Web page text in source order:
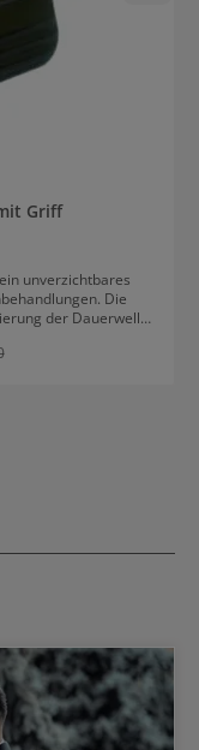
Griff
unverzichtbares
Die
der Dauerwelle
können mit dem
Preis: